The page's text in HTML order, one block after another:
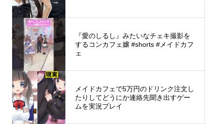
『愛のしるし』みたいなチェキ撮影を
するコンカフェ嬢 #shorts #メイドカフ
ェ
メイドカフェで5万円のドリンク注文し
たりしてどうにか連絡先聞き出すゲー
ムを実況プレイ